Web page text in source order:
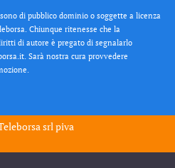
di pubblico dominio o soggette a licenza
Chiunque ritenesse che la
di autore è pregato di segnalarlo
Sarà nostra cura provvedere
srl piva